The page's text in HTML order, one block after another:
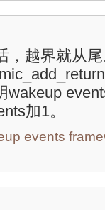
，越界就从
wakeup
加1。
events